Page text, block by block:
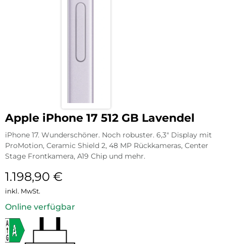
Apple iPhone 17 512 GB Lavendel
iPhone 17. Wunderschöner. Noch robuster. 6,3″ Display mit
ProMotion, Ceramic Shield 2, 48 MP Rückkameras, Center
Stage Frontkamera, A19 Chip und mehr.
1.198,90 €
inkl. MwSt.
Online verfügbar